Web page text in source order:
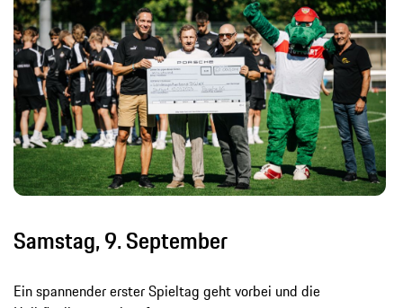
Samstag, 9. September
Ein spannender erster Spieltag geht vorbei und die